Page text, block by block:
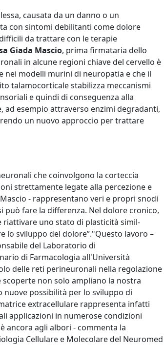
causata da un danno o un
con sintomi debilitanti come dolore
da trattare con le terapie
Giada Mascio, prima firmataria dello
in alcune regioni chiave del cervello è
nei modelli murini di neuropatia e che il
talamocorticale stabilizza meccanismi
e quindi di conseguenza alla
esempio attraverso enzimi degradanti,
un nuovo approccio per trattare
che coinvolgono la corteccia
strettamente legate alla percezione e
- rappresentano veri e propri snodi
può fare la differenza. Nel dolore cronico,
uno stato di plasticità simil-
lo sviluppo del dolore”."Questo lavoro –
del Laboratorio di
di Farmacologia all'Università
delle reti perineuronali nella regolazione
non solo ampliano la nostra
possibilità per lo sviluppo di
extracellulare rappresenta infatti
applicazioni in numerose condizioni
ancora agli albori - commenta la
Cellulare e Molecolare del Neuromed